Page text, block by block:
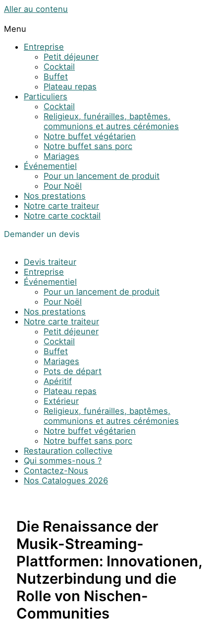
Aller au contenu
Menu
Entreprise
Petit déjeuner
Cocktail
Buffet
Plateau repas
Particuliers
Cocktail
Religieux, funérailles, baptêmes,
communions et autres cérémonies
Notre buffet végétarien
Notre buffet sans porc
Mariages
Événementiel
Pour un lancement de produit
Pour Noël
Nos prestations
Notre carte traiteur
Notre carte cocktail
Demander un devis
Devis traiteur
Entreprise
Événementiel
Pour un lancement de produit
Pour Noël
Nos prestations
Notre carte traiteur
Petit déjeuner
Cocktail
Buffet
Mariages
Pots de départ
Apéritif
Plateau repas
Extérieur
Religieux, funérailles, baptêmes,
communions et autres cérémonies
Notre buffet végétarien
Notre buffet sans porc
Restauration collective
Qui sommes-nous ?
Contactez-Nous
Nos Catalogues 2026
Die Renaissance der
Musik-Streaming-
Plattformen: Innovationen,
Nutzerbindung und die
Rolle von Nischen-
Communities